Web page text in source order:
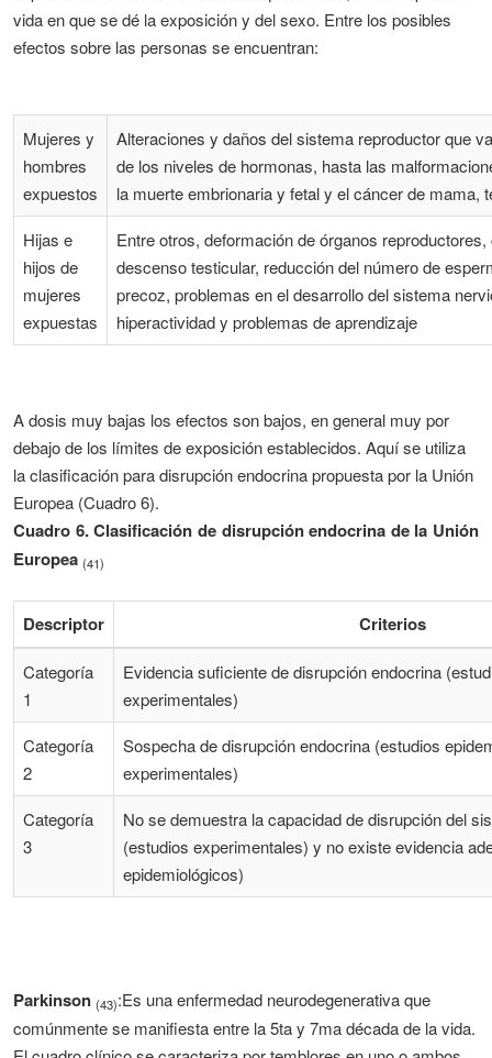
vida en que se dé la exposición y del sexo. Entre los posibles
efectos sobre las personas se encuentran:
Mujeres y
hombres
expuestos
Alteraciones y daños del sistema reproductor que
de los niveles de hormonas, hasta las
la muerte embrionaria y fetal y el cáncer de mama,
Hijas e
hijos de
mujeres
expuestas
Entre otros, deformación de órganos
descenso testicular, reducción del número de
precoz, problemas en el desarrollo del sistema
hiperactividad y problemas de aprendizaje
A dosis muy bajas los efectos son bajos, en general muy por
debajo de los límites de exposición establecidos. Aquí se utiliza
la clasificación para disrupción endocrina propuesta por la Unión
Europea (Cuadro 6).
Cuadro 6. Clasificación de disrupción endocrina de la Unión
Europea (41)
Descriptor Criterios
Categoría
1
Evidencia suficiente de disrupción endocrina
experimentales)
Categoría
2
Sospecha de disrupción endocrina (estudios
experimentales)
Categoría
3
No se demuestra la capacidad de disrupción del
(estudios experimentales) y no existe evidencia
epidemiológicos)
Parkinson (43):Es una enfermedad neurodegenerativa que
comúnmente se manifiesta entre la 5ta y 7ma década de la vida.